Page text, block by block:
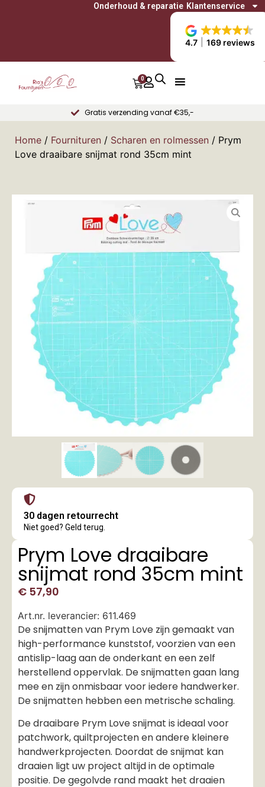
4.7 169 reviews
Onderhoud & reparatie Klantenservice
0
Gratis verzending vanaf €35,-
Home / Fournituren / Scharen en rolmessen / Prym
Love draaibare snijmat rond 35cm mint
30 dagen retourrecht
Niet goed? Geld terug.
Prym Love draaibare
snijmat rond 35cm mint
€ 57,90
Art.nr. leverancier: 611.469
De snijmatten van Prym Love zijn gemaakt van
high-performance kunststof, voorzien van een
antislip-laag aan de onderkant en een zelf
herstellend oppervlak. De snijmatten gaan lang
mee en zijn onmisbaar voor iedere handwerker.
De snijmatten hebben een metrische schaling.
De draaibare Prym Love snijmat is ideaal voor
patchwork, quiltprojecten en andere kleinere
handwerkprojecten. Doordat de snijmat kan
draaien ligt uw project altijd in de optimale
positie. De gegolvde rand maakt het draaien